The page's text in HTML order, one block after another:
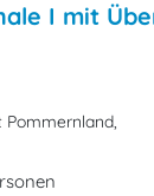
I mit